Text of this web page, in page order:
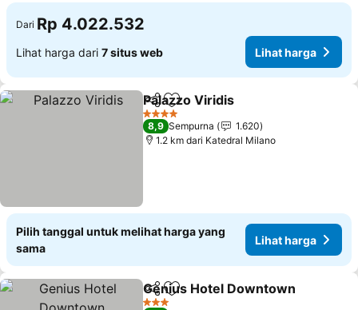
Dari Rp 4.022.532
Lihat harga dari 7 situs web Lihat harga
BagikanTambahkan ke favorit
Palazzo Viridis
4 Bintang
8,9 Sempurna
1.620
1.2 km dari Katedral Milano
Pilih tanggal untuk melihat harga yang
sama
Lihat harga
BagikanTambahkan ke favorit
Genius Hotel Downtown
3 Bintang